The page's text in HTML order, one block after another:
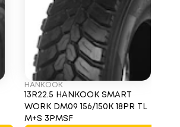
HANKOOK
13R22.5 HANKOOK SMART
WORK DM09 156/150K 18PR TL
M+S 3PMSF